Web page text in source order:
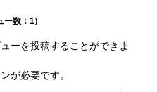
ー数：1）
ーを投稿することができま
が必要です。